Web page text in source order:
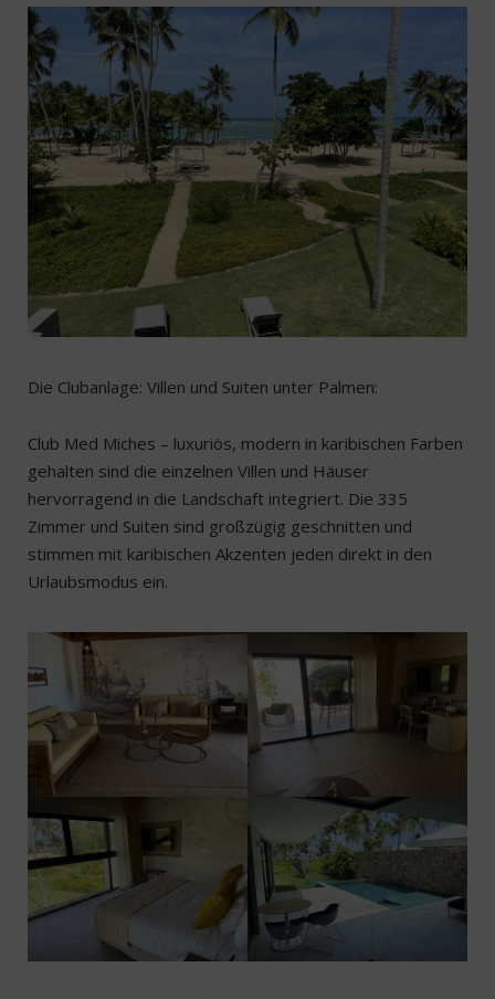
Die Clubanlage: Villen und Suiten unter Palmen:
Club Med Miches – luxuriös, modern in karibischen Farben
gehalten sind die einzelnen Villen und Häuser
hervorragend in die Landschaft integriert. Die 335
Zimmer und Suiten sind großzügig geschnitten und
stimmen mit karibischen Akzenten jeden direkt in den
Urlaubsmodus ein.